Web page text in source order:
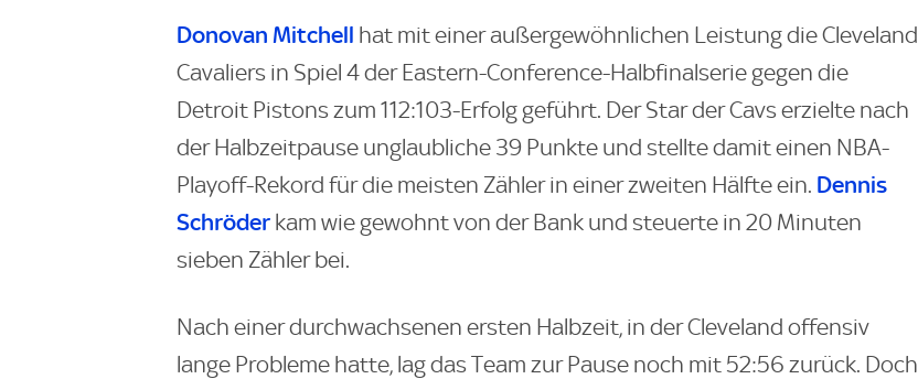
Donovan Mitchell hat mit einer außergewöhnlichen Leistung die Cleveland
Cavaliers in Spiel 4 der Eastern-Conference-Halbfinalserie gegen die
Detroit Pistons zum 112:103-Erfolg geführt. Der Star der Cavs erzielte nach
der Halbzeitpause unglaubliche 39 Punkte und stellte damit einen NBA-
Playoff-Rekord für die meisten Zähler in einer zweiten Hälfte ein. Dennis
Schröder kam wie gewohnt von der Bank und steuerte in 20 Minuten
sieben Zähler bei.
Nach einer durchwachsenen ersten Halbzeit, in der Cleveland offensiv
lange Probleme hatte, lag das Team zur Pause noch mit 52:56 zurück. Doch